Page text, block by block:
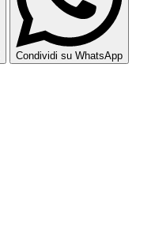
Condividi su WhatsApp